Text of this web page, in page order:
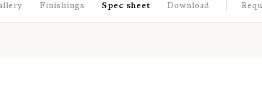
Finishings Spec sheet Download